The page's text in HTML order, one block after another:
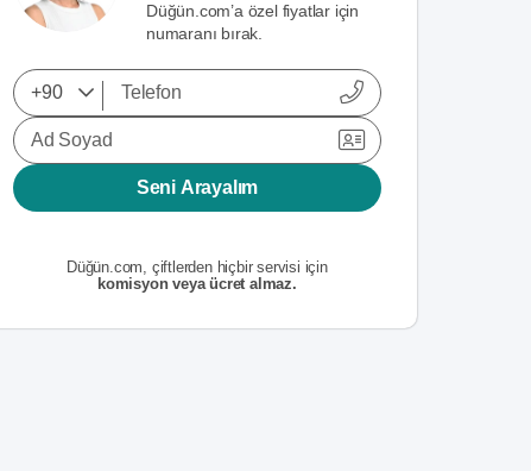
Düğün.com’a özel fiyatlar için
numaranı bırak.
Ad Soyad
Seni Arayalım
Düğün.com, çiftlerden hiçbir servisi için
komisyon veya ücret almaz.